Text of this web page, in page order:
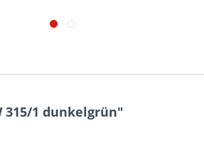
1 dunkelgrün"